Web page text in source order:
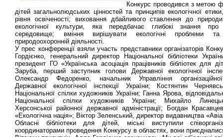
Конкурс проводився з метою
дітей загальнолюдських цінностей та принципів екологічної
рівня освіченості; виховання дбайливого ставлення до
екологічної культури, яка передбачає глибокі знання про
середовище; вміння вирішувати екологічні проблеми
природоохоронній діяльності.
У прес конференції взяли участь представники організаторів
Гордієнко, генеральний директор Національної бібліотеки
президент ГО «Українська асоціація працівників бібліотек для
Заруба, перший заступник голови Державної екологічної
Олександр Федоренко, начальник Управління
Державної екологічної інспекції України; Костянтин
Національної спілки художників України; Ганна Ярова,
Національної спілки художників України; Михайло
Херсонської районної державної адміністрації; Богдан
«Екологічна нація»; Віктор Зеленський, директор видавництва
Обласні бібліотеки для дітей, міські виступили
координаторами проведення Конкурсу в областях, вони